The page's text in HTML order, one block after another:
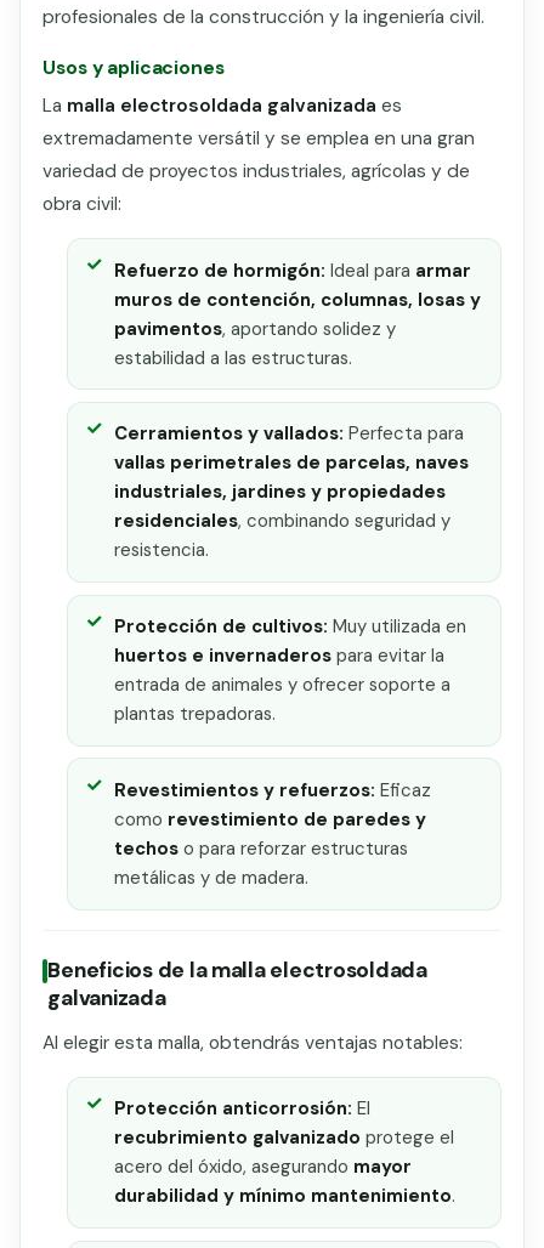
profesionales de la construcción y la ingeniería civil.
Usos y aplicaciones
La malla electrosoldada galvanizada es
extremadamente versátil y se emplea en una gran
variedad de proyectos industriales, agrícolas y de
obra civil:
Refuerzo de hormigón: Ideal para armar
muros de contención, columnas, losas y
pavimentos, aportando solidez y
estabilidad a las estructuras.
Cerramientos y vallados: Perfecta para
vallas perimetrales de parcelas, naves
industriales, jardines y propiedades
residenciales, combinando seguridad y
resistencia.
Protección de cultivos: Muy utilizada en
huertos e invernaderospara evitar la
entrada de animales y ofrecer soporte a
plantas trepadoras.
Revestimientos y refuerzos: Eficaz
como revestimiento de paredes y
techoso para reforzar estructuras
metálicas y de madera.
Beneficios de la malla electrosoldada
galvanizada
Al elegir esta malla, obtendrás ventajas notables:
Protección anticorrosión: El
recubrimiento galvanizado protege el
acero del óxido, asegurando mayor
durabilidad y mínimo mantenimiento.